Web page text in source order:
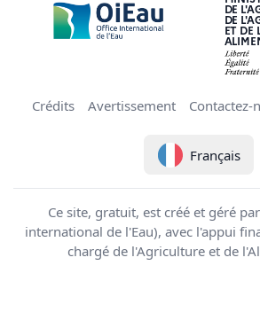
DE
DE
ET DE
Crédits Avertissement Contactez-
Français
Ce site, gratuit, est créé et géré
international de l'Eau), avec l'appui
chargé de l'Agriculture et de